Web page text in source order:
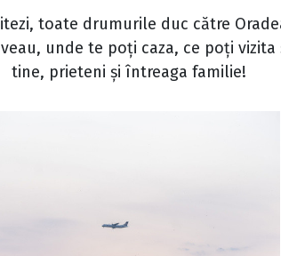
toate drumurile duc către
unde te poți caza, ce poți
tine, prieteni și întreaga familie!